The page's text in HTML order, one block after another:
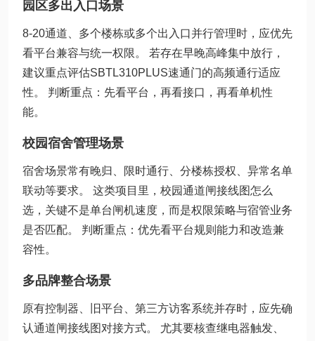
园区多出入口场景
8-20通道、多个楼栋或多个出入口并行管理时，应优先
看平台兼容与统一权限。 若存在早晚高峰集中放行，
建议重点评估SBTL310PLUS速通门的高频通行适应
性。 判断重点：先看平台，再看接口，再看单机性
能。
校园宿舍管理场景
宿舍场景常有晚归、限时通行、分楼栋授权、异常名单
联动等要求。 这类项目里，校园通道闸接线图怎么
选，关键不是单台闸机速度，而是权限策略与宿管业务
是否匹配。 判断重点：优先看平台规则能力和改造兼
容性。
多品牌整合场景
原有控制器、旧平台、第三方访客系统并存时，应先确
认通道闸接线图对接方式。 尤其要核查继电器触发、